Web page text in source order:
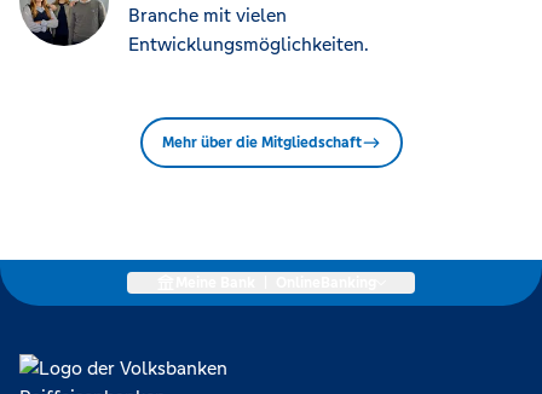
Branche mit vielen
Entwicklungsmöglichkeiten.
Mehr über die Mitgliedschaft